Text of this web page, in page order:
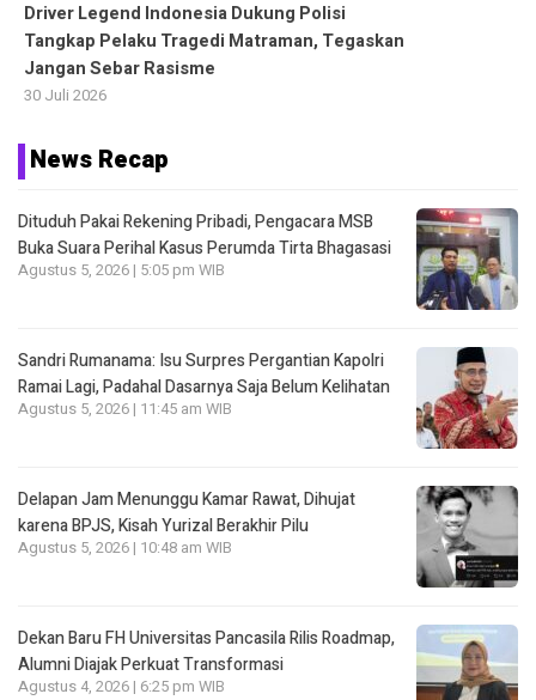
Driver Legend Indonesia Dukung Polisi
Tangkap Pelaku Tragedi Matraman, Tegaskan
Jangan Sebar Rasisme
30 Juli 2026
News Recap
Dituduh Pakai Rekening Pribadi, Pengacara MSB
Buka Suara Perihal Kasus Perumda Tirta Bhagasasi
Agustus 5, 2026 | 5:05 pm WIB
Sandri Rumanama: Isu Surpres Pergantian Kapolri
Ramai Lagi, Padahal Dasarnya Saja Belum Kelihatan
Agustus 5, 2026 | 11:45 am WIB
Delapan Jam Menunggu Kamar Rawat, Dihujat
karena BPJS, Kisah Yurizal Berakhir Pilu
Agustus 5, 2026 | 10:48 am WIB
Dekan Baru FH Universitas Pancasila Rilis Roadmap,
Alumni Diajak Perkuat Transformasi
Agustus 4, 2026 | 6:25 pm WIB